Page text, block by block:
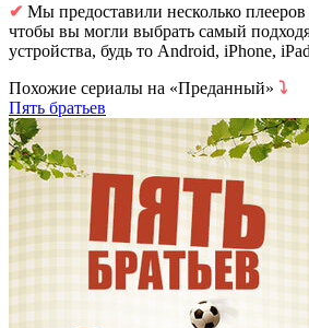
✔ Мы предоставили несколько
чтобы вы могли выбрать самый
устройства, будь то Android, iPhone,
Похожие сериалы на «Преданный» ⤵
Пять братьев